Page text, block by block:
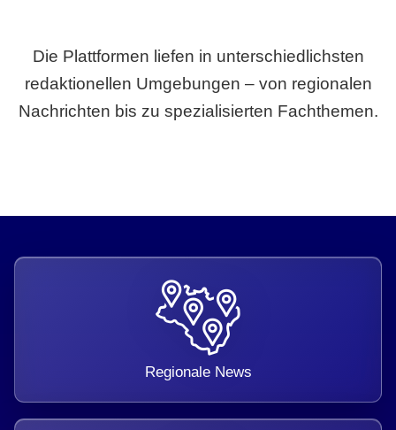
Die Plattformen liefen in unterschiedlichsten
redaktionellen Umgebungen – von regionalen
Nachrichten bis zu spezialisierten Fachthemen.
Regionale News